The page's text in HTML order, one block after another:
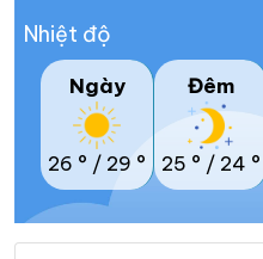
Nhiệt độ
Ngày
26 ° / 29 °
Đêm
25 ° / 24 °